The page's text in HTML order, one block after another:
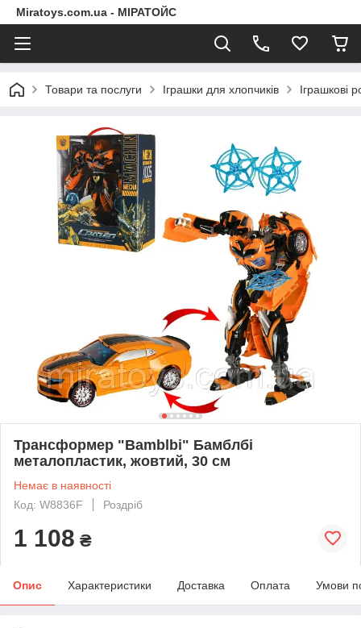
Miratoys.com.ua - МІРАТОЙС
Товари та послуги Іграшки для хлопчиків Іграшкові
Трансформер "Bamblbi" Бамблбі
металопластик, жовтий, 30 см
Немає в наявності
Код: W8836F
Роздріб
1 108 ₴
Опис Характеристики Доставка Оплата Умови